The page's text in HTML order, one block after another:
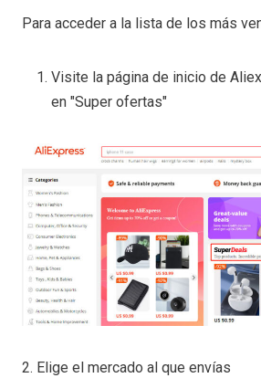
Para acceder a la lista de los más
Visite la página de inicio de
en "Super ofertas"
2. Elige el mercado al que envías